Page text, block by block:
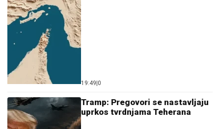
19:49 0
Tramp: Pregovori se nastavljaju
uprkos tvrdnjama Teherana